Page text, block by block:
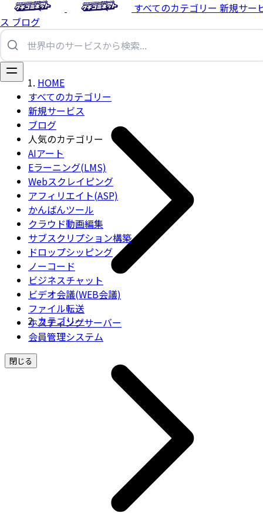
すべてのカテゴリー 新規サー
ス ブログ
すべてのカテゴリー
新規サービス
ブログ
人気のカテゴリー
AIアート
Eラーニング(LMS)
Webスクレイピング
アフィリエイト(ASP)
かんばんツール
クラウド動画編集
サブスクリプション構築
ドロップシッピング
ノーコード
ビジネスチャット
ビデオ会議(WEB会議)
ファイル転送
ホスティングサーバー
会員管理システム
閉じる
HOME
カテゴリー